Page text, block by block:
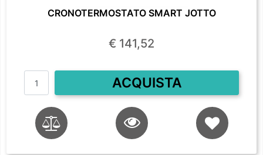
CRONOTERMOSTATO SMART JOTTO
€ 141,52
Quantità
ACQUISTA